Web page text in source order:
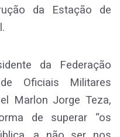
da Estação de
da Federação
Oficiais Militares
Marlon Jorge Teza,
de superar “os